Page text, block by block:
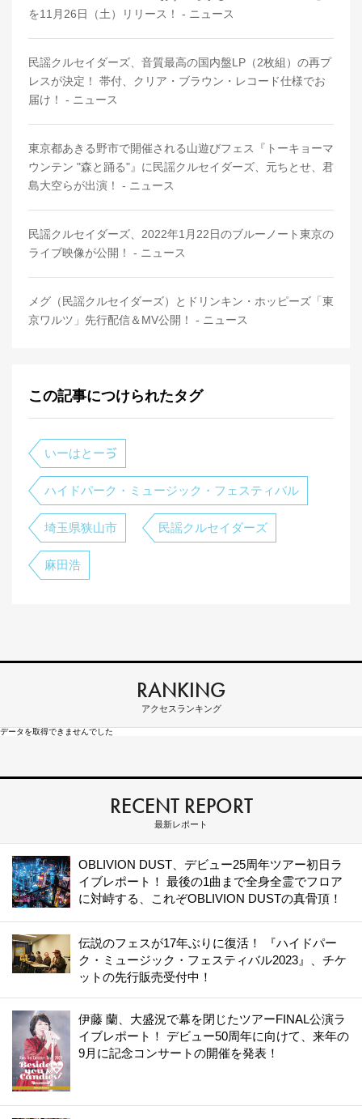
を11月26日（土）リリース！ - ニュース
民謡クルセイダーズ、音質最高の国内盤LP（2枚組）の再プ
レスが決定！ 帯付、クリア・ブラウン・レコード仕様でお
届け！ - ニュース
東京都あきる野市で開催される山遊びフェス『トーキョーマ
ウンテン "森と踊る"』に民謡クルセイダーズ、元ちとせ、君
島大空らが出演！ - ニュース
民謡クルセイダーズ、2022年1月22日のブルーノート東京の
ライブ映像が公開！ - ニュース
メグ（民謡クルセイダーズ）とドリンキン・ホッピーズ「東
京ワルツ」先行配信＆MV公開！ - ニュース
この記事につけられたタグ
いーはとーゔ
ハイドパーク・ミュージック・フェスティバル
埼玉県狭山市 民謡クルセイダーズ
麻田浩
RANKING
アクセスランキング
データを取得できませんでした
RECENT REPORT
最新レポート
OBLIVION DUST、デビュー25周年ツアー初日ラ
イブレポート！ 最後の1曲まで全身全霊でフロア
に対峙する、これぞOBLIVION DUSTの真骨頂！
伝説のフェスが17年ぶりに復活！ 『ハイドパー
ク・ミュージック・フェスティバル2023』、チケ
ットの先行販売受付中！
伊藤 蘭、大盛況で幕を閉じたツアーFINAL公演ラ
イブレポート！ デビュー50周年に向けて、来年の
9月に記念コンサートの開催を発表！